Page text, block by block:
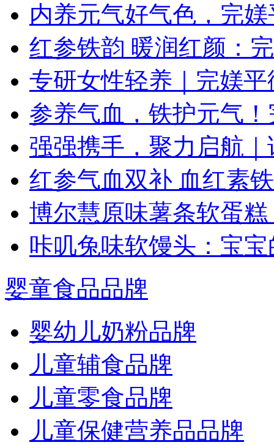
内养元气好气色，完
红参铁韵 暖润红颜：
专研女性轻养｜完媄
参养气血，铁护元气
强强携手，聚力启航
红参气血双补 血红素
博尔慧原味薯条软蛋
咔叽兔味软馒头：宝
婴童食品品牌
婴幼儿奶粉品牌
儿童辅食品牌
儿童零食品牌
儿童保健营养品品牌